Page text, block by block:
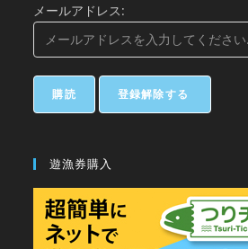
メールアドレス:
遊漁券購入